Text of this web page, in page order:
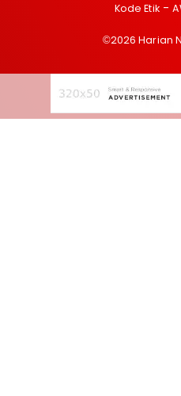
Kode Etik
©2026 Harian